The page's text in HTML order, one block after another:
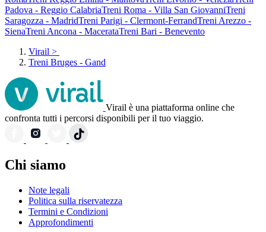
Padova - Reggio CalabriaTreni Roma - Villa San GiovanniTreni
Saragozza - MadridTreni Parigi - Clermont-FerrandTreni Arezzo -
SienaTreni Ancona - MacerataTreni Bari - Benevento
Virail >
Treni Bruges - Gand
Virail è una piattaforma online che
confronta tutti i percorsi disponibili per il tuo viaggio.
Chi siamo
Note legali
Politica sulla riservatezza
Termini e Condizioni
Approfondimenti